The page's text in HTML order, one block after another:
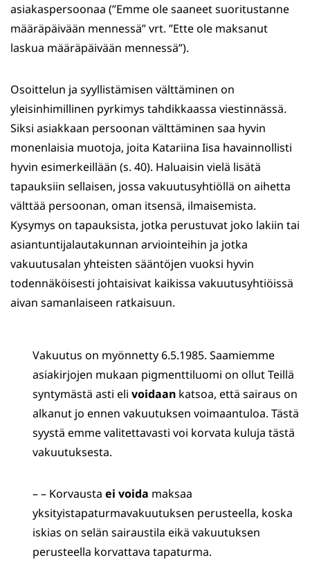
asiakaspersoonaa (”Emme ole saaneet suoritustanne
määräpäivään mennessä” vrt. ”Ette ole maksanut
laskua määräpäivään mennessä”).
Osoittelun ja syyllistämisen välttäminen on
yleisinhimillinen pyrkimys tahdikkaassa viestinnässä.
Siksi asiakkaan persoonan välttäminen saa hyvin
monenlaisia muotoja, joita Katariina Iisa havainnollisti
hyvin esimerkeillään (s. 40). Haluaisin vielä lisätä
tapauksiin sellaisen, jossa vakuutusyhtiöllä on aihetta
välttää persoonan, oman itsensä, ilmaisemista.
Kysymys on tapauksista, jotka perustuvat joko lakiin tai
asiantuntijalautakunnan arviointeihin ja jotka
vakuutusalan yhteisten sääntöjen vuoksi hyvin
todennäköisesti johtaisivat kaikissa vakuutusyhtiöissä
aivan samanlaiseen ratkaisuun.
Vakuutus on myönnetty 6.5.1985. Saamiemme
asiakirjojen mukaan pigmenttiluomi on ollut Teillä
syntymästä asti eli voidaan katsoa, että sairaus on
alkanut jo ennen vakuutuksen voimaantuloa. Tästä
syystä emme valitettavasti voi korvata kuluja tästä
vakuutuksesta.
– – Korvausta ei voida maksaa
yksityistapaturmavakuutuksen perusteella, koska
iskias on selän sairaustila eikä vakuutuksen
perusteella korvattava tapaturma.